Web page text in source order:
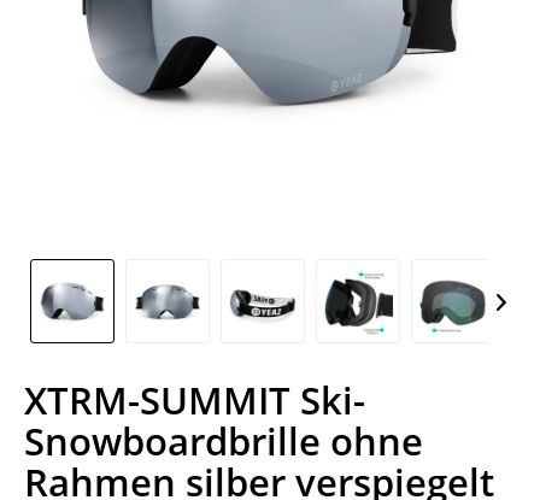
XTRM-SUMMIT Ski-
Snowboardbrille ohne
Rahmen silber verspiegelt